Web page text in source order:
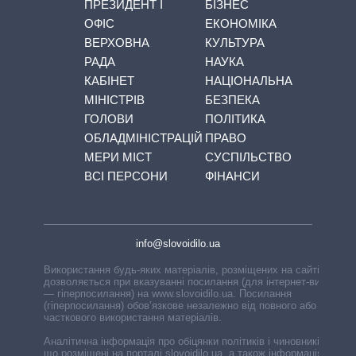
ПРЕЗИДЕНТ І
ОФІС
ВЕРХОВНА
РАДА
КАБІНЕТ
МІНІСТРІВ
ГОЛОВИ
ОБЛАДМІНІСТРАЦІЙ
МЕРИ МІСТ
ВСІ ПЕРСОНИ
БІЗНЕС
ЕКОНОМІКА
КУЛЬТУРА
НАУКА
НАЦІОНАЛЬНА
БЕЗПЕКА
ПОЛІТИКА
ПРАВО
СУСПІЛЬСТВО
ФІНАНСИ
info@slovoidilo.ua
Використання будь-яких матеріалів, розміщених на сайті,
дозволяється при вказуванні посилання (для інтернет-видань
— гіперпосилання) на www.slovoidilo.ua. Посилання
(гіперпосилання) обов’язкове незалежно від повного або
часткового використання матеріалів.
Аналітична інформація про обіцянки політиків і чиновників,
що розміщені на порталі slovoidilo.ua, а також інформація про